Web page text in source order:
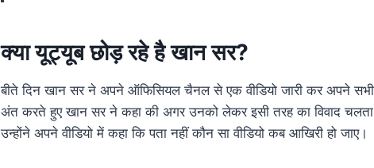
क्यायूट्यूबछोड़ रहे है खान सर?
बीते दिन खान सर ने अपने ऑफिसियल चैनल से एक वीडियो जारी कर अपनेसभी
अंत करते हुए खान सर ने कहा की अगर उनको लेकर इसी तरह का विवाद चलता
उन्होंने अपने वीडियो में कहा कि पता नहीं कौन सा वीडियो कब आखिरी हो जाए।